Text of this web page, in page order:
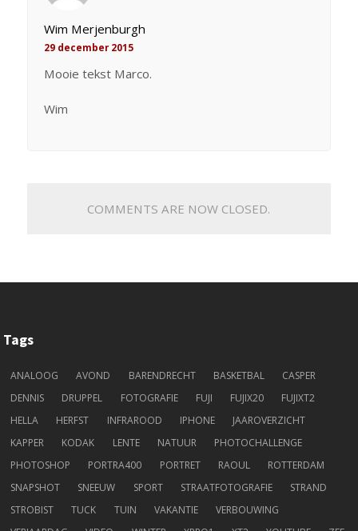
Wim Merjenburgh
29 december 2015
Mooie tekst Marco.
Wim
COMMENTS ARE NOW CLOSED.
Tags
ANALOOG AVOND BARENDRECHT BASKETBAL
CASPER
DENNIS
DRUPPEL FOTOGRAFIE FUJI FUJIX20
FUJIXT2
HELLA
HERFST INFRAROOD IPHONE
JAAROVERZICHT
KAPPER
KODAK LENTE NATUUR
PHOTOCHALLENGE
PHOTOSHOP
PORTRA400 PORTRET RAOUL
ROTTERDAM
SNAPSHOT
SNEEUW SPORT STRAATFOTOGRAFIE
STRAND
STROBIST
TUCK TUIN VAKANTIE
VERBOUWING